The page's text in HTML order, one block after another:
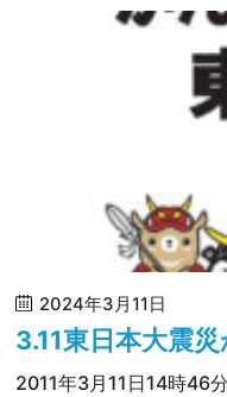
2024年3月11日
3.11東日本大震
2011年3月11日14時46